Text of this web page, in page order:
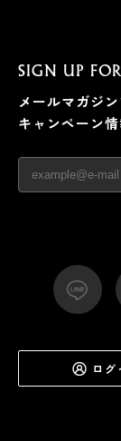
SIGN UP
メールマガジ
キャンペーン情
ログ